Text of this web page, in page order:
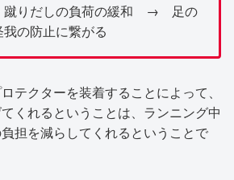
りだしの負荷の緩和 → 足の
防止に繋がる
テクターを装着することによって、
くれるということは、ランニング中
担を減らしてくれるということで